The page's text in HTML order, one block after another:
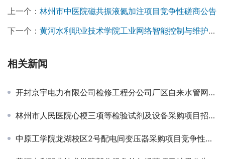
上一个： 林州市中医院磁共振液氦加注项目竞争性磋商公告
下一个： 黄河水利职业技术学院工业网络智能控制与维护系统购置项目竞争性磋商公告
相关新闻
开封京宇电力有限公司检修工程分公司厂区自来水管网改造项目定向钻施工成交公告
林州市人民医院心梗三项等检验试剂及设备采购项目招标公告
中原工学院龙湖校区2号配电间变压器采购项目竞争性磋商公告